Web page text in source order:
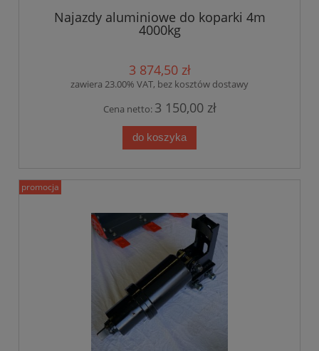
Najazdy aluminiowe do koparki 4m
4000kg
3 874,50 zł
zawiera 23.00% VAT, bez kosztów dostawy
Cena netto: 3 150,00 zł
do koszyka
promocja